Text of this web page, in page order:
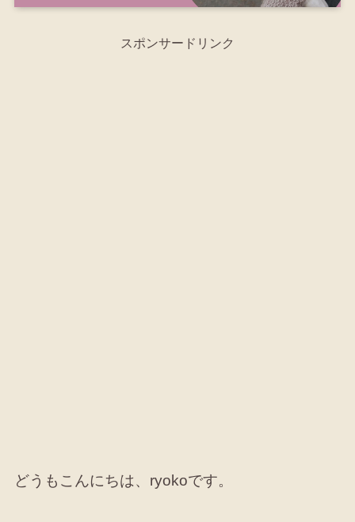
スポンサードリンク
どうもこんにちは、ryokoです。